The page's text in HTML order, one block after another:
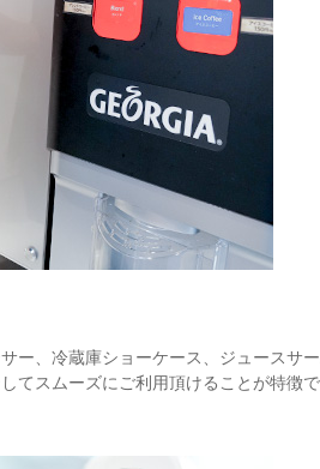
ー、冷蔵庫ショーケース、ジュースサ
てスムーズにご利用頂けることが特徴で